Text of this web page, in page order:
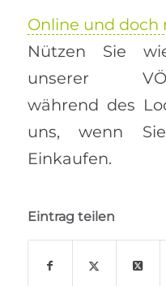
Online und doch
Nützen Sie
unserer
während des
uns, wenn
Einkaufen.
Eintrag teilen